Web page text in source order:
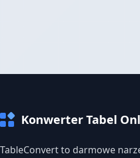
Konwerter Tabel
TableConvert to darmowe